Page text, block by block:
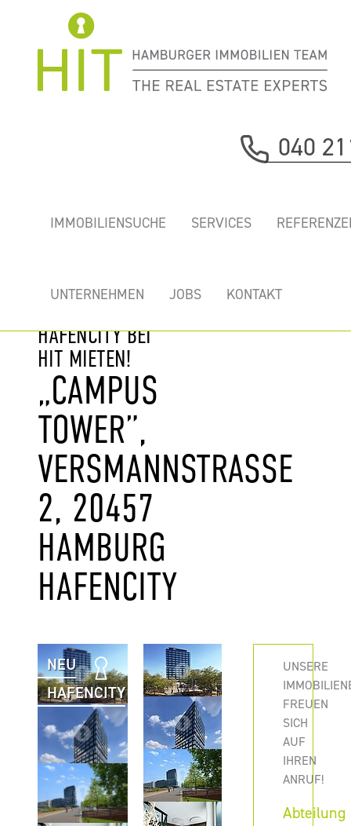
040
IMMOBILIENSUCHE SERVICES
UNTERNEHMEN JOBS KONTAKT
„CAMPUS TOWER”
NEUE BÜROS IN
HAFENCITY BEI
HIT MIETEN!
„CAMPUS
TOWER”,
VERSMANNSTRASSE 2
, 20457 H
AMBURG H
AFENCITY
NEU
HAFENCITY
UNSERE
FREUEN
SICH
AUF
IHREN
ANRUF!
Abteilung